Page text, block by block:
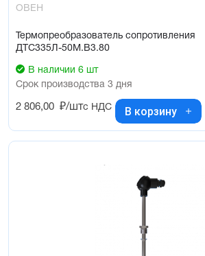
ОВЕН
Термопреобразователь сопротивления
ДТС335Л-50М.В3.80
В наличии 6 шт
Срок производства 3 дня
2 806,00 ₽/штс НДС В корзину